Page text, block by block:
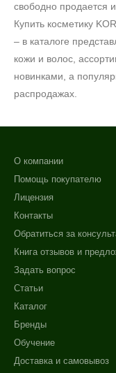
свободно продается
Купить косметику
– в каталоге
кожи и волос,
новинками, а
распродажах.
О компании
Помощь покупателю
Лицензия
Контакты
Обратиться за
Книга отзывов и
Задать вопрос
Статьи
Каталог
Бренды
Обучение
Доставка и самовывоз